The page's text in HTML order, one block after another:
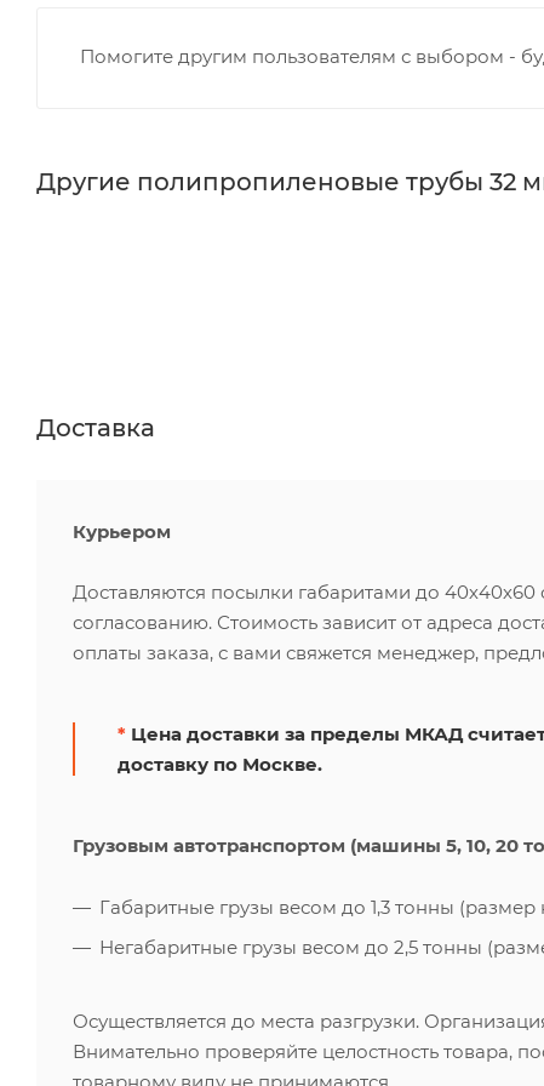
Помогите другим пользователям с выбором -
Другие полипропиленовые трубы 32
Доставка
Курьером
Доставляются посылки габаритами до
согласованию. Стоимость зависит от адреса
оплаты заказа, с вами свяжется менеджер,
* Цена доставки за пределы МКАД
доставку по Москве.
Грузовым автотранспортом (машины 5, 10, 20
Габаритные грузы весом до 1,3 тонны (размер
Негабаритные грузы весом до 2,5 тонны
Осуществляется до места разгрузки.
Внимательно проверяйте целостность товара,